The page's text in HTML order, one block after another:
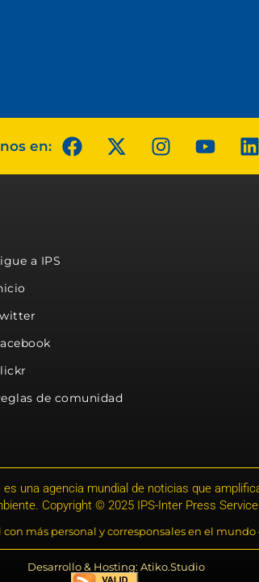
en:
a IPS
de comunidad
una agencia mundial de noticias que
Copyright © 2025 IPS-Inter Press
más personal y corresponsales en el mundo
Desarrollo & Hosting: Atiko.Studio